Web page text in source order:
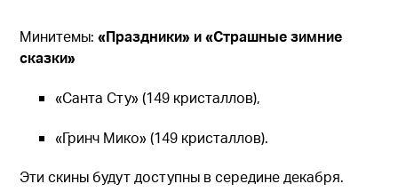
Минитемы:«Праздники» и «Страшные зимние
сказки»
«Санта Сту» (149 кристаллов),
«Гринч Мико» (149 кристаллов).
Эти скины будут доступны в середине декабря.